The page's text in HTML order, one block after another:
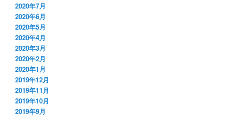
2020年7月
2020年6月
2020年5月
2020年4月
2020年3月
2020年2月
2020年1月
2019年12月
2019年11月
2019年10月
2019年9月